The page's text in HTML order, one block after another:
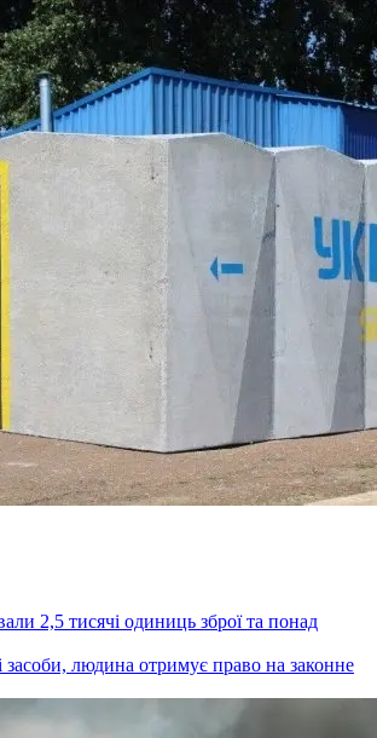
2,5 тисячі одиниць зброї та понад
засоби, людина отримує право на законне